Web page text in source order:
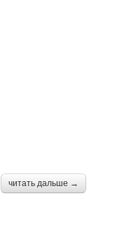
читать дальше →